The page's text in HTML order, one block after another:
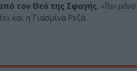
τον Θεό της Σφαγής. «Τον
και η Γιασμίνα Ρεζά.